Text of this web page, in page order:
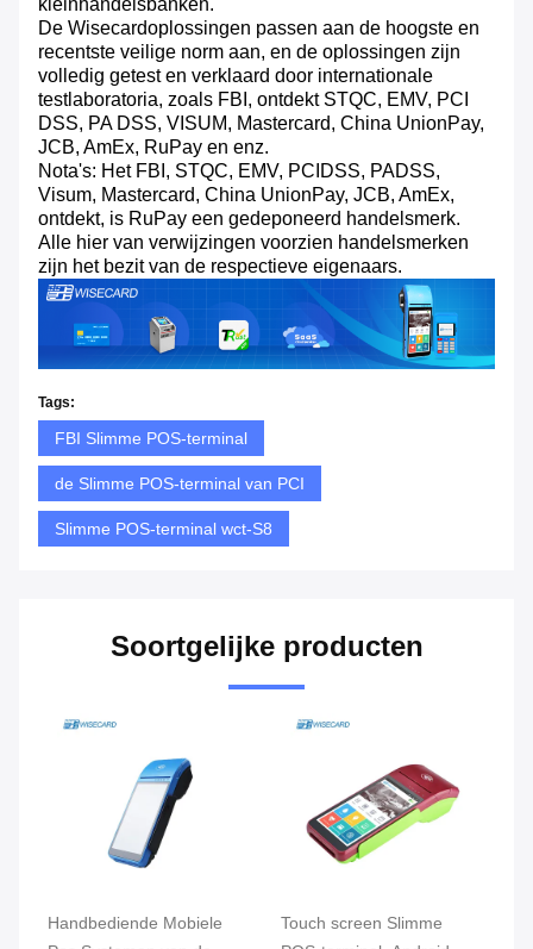
De Wisecardoplossingen passen aan de hoogste en
recentste veilige norm aan, en de oplossingen zijn
volledig getest en verklaard door internationale
testlaboratoria, zoals FBI, ontdekt STQC, EMV, PCI
DSS, PA DSS, VISUM, Mastercard, China UnionPay,
JCB, AmEx, RuPay en enz.
Nota's: Het FBI, STQC, EMV, PCIDSS, PADSS,
Visum, Mastercard, China UnionPay, JCB, AmEx,
ontdekt, is RuPay een gedeponeerd handelsmerk.
Alle hier van verwijzingen voorzien handelsmerken
zijn het bezit van de respectieve eigenaars.
Tags:
FBI Slimme POS-terminal
de Slimme POS-terminal van PCI
Slimme POS-terminal wct-S8
Soortgelijke producten
Touch screen Slimme
Kleinhandels